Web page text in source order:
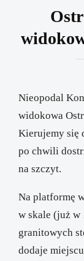
Nieopodal
widokowa
Kierujemy się
po chwili
na szczyt.
Na platformę
w skale (już w
granitowych
dodaje